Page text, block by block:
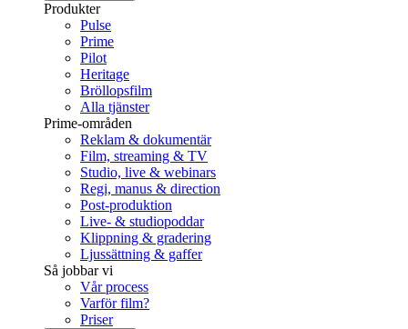
Produkter
Pulse
Prime
Pilot
Heritage
Bröllopsfilm
Alla tjänster
Prime-områden
Reklam & dokumentär
Film, streaming & TV
Studio, live & webinars
Regi, manus & direction
Post-produktion
Live- & studiopoddar
Klippning & gradering
Ljussättning & gaffer
Så jobbar vi
Vår process
Varför film?
Priser